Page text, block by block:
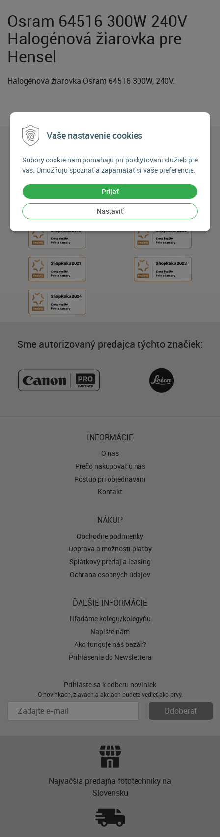
Vaše nastavenie cookies
Súbory cookie nám pomáhajú pri poskytovaní služieb pre
vás. Umožňujú spoznať a zapamätať si vaše preferencie.
Prijať
Nastaviť
Osram 64516 300W 240V
Halogénová žiarovka pre
Hensel
Halogénová žiarovka Osram 64516 300W, 240V.
Sme autorizovaný predajca týchto značiek:
INFORMÁCIE
O nás
Prečo nakupovať u nás
Postup pri objednávaní
Kontakt
NÁKUP
Obchodné podmienky
Doprava a možnosti platby
Splátkový predaj a leasing
Ochrana osobných údajov
ĎALŠIE INFORMÁCIE
Hľadáme kolegu/kolegyňu
Napíšte nám
Ako funguje náš bazár?
Prihlásenie do Newslettera
Prihláste sa k odberu noviniek
O novinkách, zľavách a akciách budete vedieť ako prvý.
Najvačšia predajňa fototechniky na
Slovensku